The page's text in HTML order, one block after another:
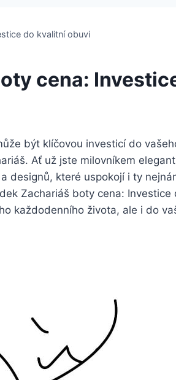
do kvalitní obuvi
cena:
být‍ klíčovou investicí do
Ať už jste milovníkem
designů, které uspokojí i ty
Zachariáš boty cena:
⁣každodenního života, ale i do⁣